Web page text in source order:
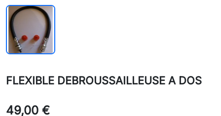
FLEXIBLE DEBROUSSAILLEUSE A DOS
49,00 €